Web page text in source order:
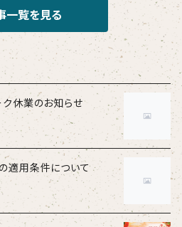
一覧を見る
ク休業のお知らせ
適用条件について